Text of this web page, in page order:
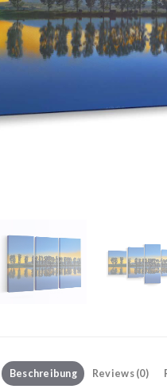
Beschreibung Reviews (0)